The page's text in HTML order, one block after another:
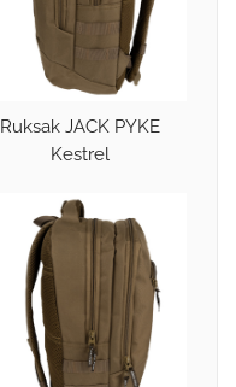
Ruksak JACK PYKE
Kestrel